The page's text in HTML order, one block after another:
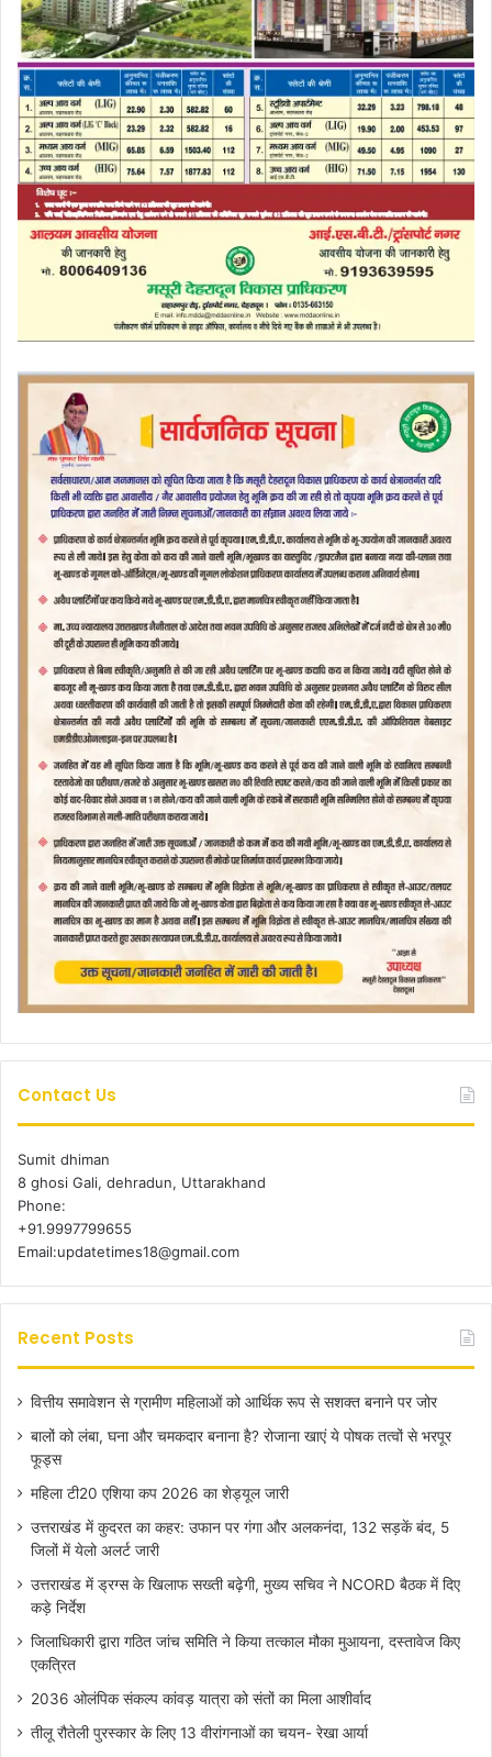
Contact Us
Sumit dhiman
8 ghosi Gali, dehradun, Uttarakhand
Phone:
+91.9997799655
Email:updatetimes18@gmail.com
Recent Posts
वित्तीय समावेशन से ग्रामीण महिलाओं को आर्थिक रूप से सशक्त बनाने पर जोर
बालों को लंबा, घना और चमकदार बनाना है? रोजाना खाएं ये पोषक तत्वों से भरपूर
फूड्स
महिला टी20 एशिया कप 2026 का शेड्यूल जारी
उत्तराखंड में कुदरत का कहर: उफान पर गंगा और अलकनंदा, 132 सड़कें बंद, 5
जिलों में येलो अलर्ट जारी
उत्तराखंड में ड्रग्स के खिलाफ सख्ती बढ़ेगी, मुख्य सचिव ने NCORD बैठक में दिए
कड़े निर्देश
जिलाधिकारी द्वारा गठित जांच समिति ने किया तत्काल मौका मुआयना, दस्तावेज किए
एकत्रित
2036 ओलंपिक संकल्प कांवड़ यात्रा को संतों का मिला आशीर्वाद
तीलू रौतेली पुरस्कार के लिए 13 वीरांगनाओं का चयन- रेखा आर्या